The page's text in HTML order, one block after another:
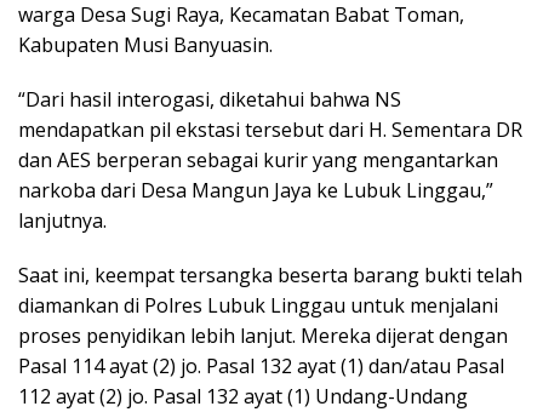
warga Desa Sugi Raya, Kecamatan Babat Toman,
Kabupaten Musi Banyuasin.
“Dari hasil interogasi, diketahui bahwa NS
mendapatkan pil ekstasi tersebut dari H. Sementara DR
dan AES berperan sebagai kurir yang mengantarkan
narkoba dari Desa Mangun Jaya ke Lubuk Linggau,”
lanjutnya.
Saat ini, keempat tersangka beserta barang bukti telah
diamankan di Polres Lubuk Linggau untuk menjalani
proses penyidikan lebih lanjut. Mereka dijerat dengan
Pasal 114 ayat (2) jo. Pasal 132 ayat (1) dan/atau Pasal
112 ayat (2) jo. Pasal 132 ayat (1) Undang-Undang